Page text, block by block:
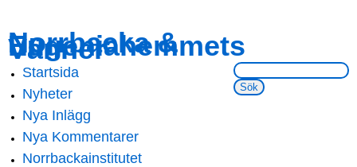
main
content
navigation
Norrbacka &
Eugeniahemmets
Vänner
Sök på webbsidan:
Main menu
Startsida
Nyheter
Nya Inlägg
Nya Kommentarer
Norrbackainstitutet